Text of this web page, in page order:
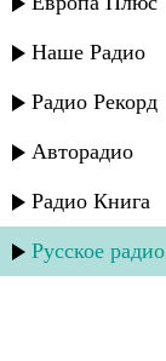
Наше Радио
Радио Рекорд
Авторадио
Радио Книга
Русское радио
Мадина
Мадина
Шадвал